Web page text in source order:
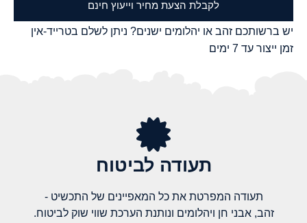
לקבלת הצעת מחיר וייעוץ חינם
יש ברשותכם זהב או יהלומים ישנים? ניתן לשלם בטרייד-אין
זמן ייצור עד 7 ימים
תעודה לביטוח
תעודה המפרטת את כל המאפיינים של התכשיט -
זהב, אבני חן ויהלומים ונותנת הערכת שווי שוק לביטוח.